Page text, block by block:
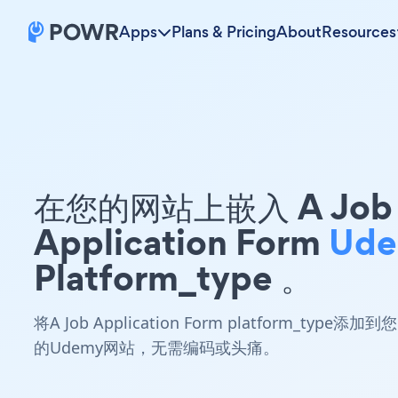
Apps Plans & PricingAboutResources
在您的网站上嵌入 A Job
Application Form
Platform_type 。
将A Job Application Form platform_type添加到您
的Udemy网站，无需编码或头痛。